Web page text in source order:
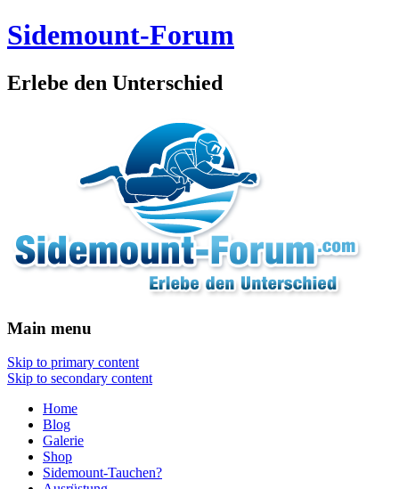
Sidemount-Forum
Erlebe den Unterschied
Main menu
Skip to primary content
Skip to secondary content
Home
Blog
Galerie
Shop
Sidemount-Tauchen?